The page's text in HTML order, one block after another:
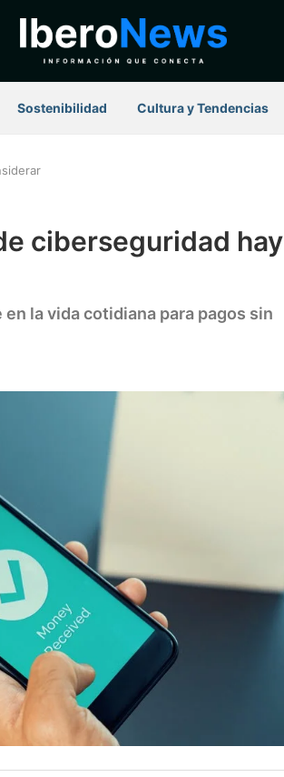
Sostenibilidad ⁠ Cultura y Tendencias
ciberseguridad hay
la vida cotidiana para pagos sin